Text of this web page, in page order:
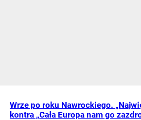
Wrze po roku Nawrockiego.
kontra „Cała Europa nam go